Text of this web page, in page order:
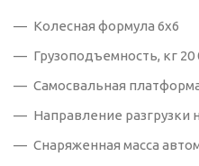
Колесная формула 6x6
Грузоподъемность, кг 20
Самосвальная
Направление разгрузки
Снаряженная масса